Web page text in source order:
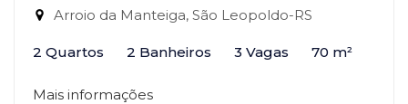
Arroio da Manteiga, São Leopoldo-RS
2 Quartos 2 Banheiros 3 Vagas 70 m²
Mais informações